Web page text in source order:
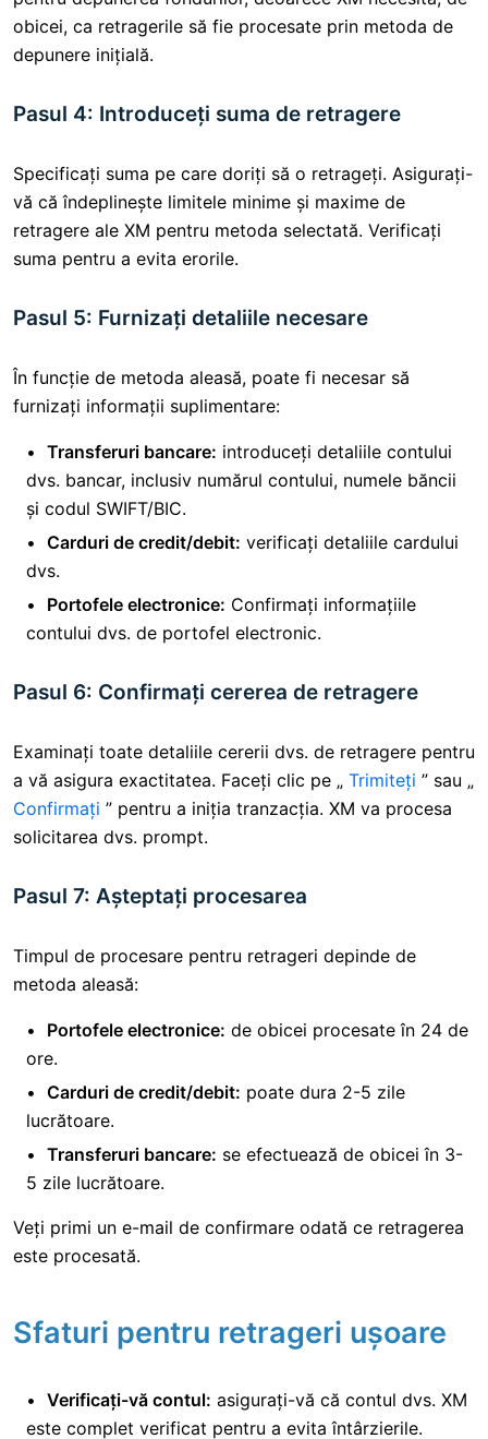
obicei, ca retragerile să fie procesate prin metoda de
depunere inițială.
Pasul 4: Introduceți suma de retragere
Specificați suma pe care doriți să o retrageți. Asigurați-
vă că îndeplinește limitele minime și maxime de
retragere ale XM pentru metoda selectată. Verificați
suma pentru a evita erorile.
Pasul 5: Furnizați detaliile necesare
În funcție de metoda aleasă, poate fi necesar să
furnizați informații suplimentare:
Transferuri bancare: introduceți detaliile contului
dvs. bancar, inclusiv numărul contului, numele băncii
și codul SWIFT/BIC.
Carduri de credit/debit: verificați detaliile cardului
dvs.
Portofele electronice: Confirmați informațiile
contului dvs. de portofel electronic.
Pasul 6: Confirmați cererea de retragere
Examinați toate detaliile cererii dvs. de retragere pentru
a vă asigura exactitatea. Faceți clic pe „ Trimiteți ” sau „
Confirmați ” pentru a iniția tranzacția. XM va procesa
solicitarea dvs. prompt.
Pasul 7: Așteptați procesarea
Timpul de procesare pentru retrageri depinde de
metoda aleasă:
Portofele electronice: de obicei procesate în 24 de
ore.
Carduri de credit/debit: poate dura 2-5 zile
lucrătoare.
Transferuri bancare: se efectuează de obicei în 3-
5 zile lucrătoare.
Veți primi un e-mail de confirmare odată ce retragerea
este procesată.
Sfaturi pentru retrageri ușoare
Verificați-vă contul: asigurați-vă că contul dvs. XM
este complet verificat pentru a evita întârzierile.